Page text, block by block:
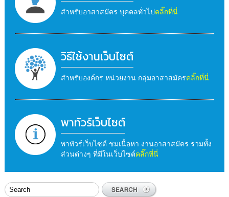
สำหรับอาสาสมัคร บุคคลทั่วไปคลิ๊กที่นี่
วิธีใช้งานเว็บไซต์
สำหรับองค์กร หน่วยงาน กลุ่มอาสาสมัครคลิ๊กที่นี่
พาทัวร์เว็บไซต์
พาทัวร์เว็บไซต์ ชมเนื้อหา งานอาสาสมัคร รวมทั้ง
ส่วนต่างๆ ที่มีในเว็บไซต์คลิ๊กที่นี่